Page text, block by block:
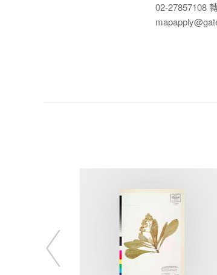
02-27857108